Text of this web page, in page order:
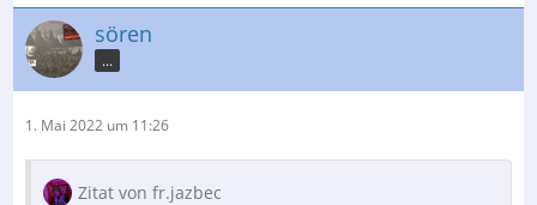
sören
...
1. Mai 2022 um 11:26
Zitat von fr.jazbec